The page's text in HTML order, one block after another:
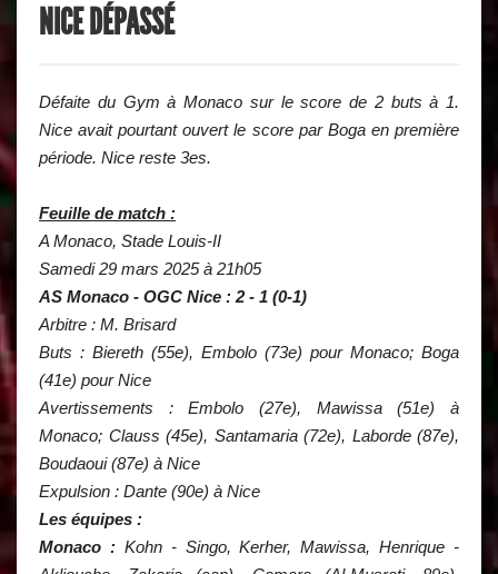
NICE DÉPASSÉ
Défaite du Gym à Monaco sur le score de 2 buts à 1.
Nice avait pourtant ouvert le score par Boga en première
période. Nice reste 3es.
Feuille de match :
A Monaco, Stade Louis-II
Samedi 29 mars 2025 à 21h05
AS Monaco - OGC Nice : 2 - 1 (0-1)
Arbitre : M. Brisard
Buts : Biereth (55e), Embolo (73e) pour Monaco; Boga
(41e) pour Nice
Avertissements : Embolo (27e), Mawissa (51e) à
Monaco; Clauss (45e), Santamaria (72e), Laborde (87e),
Boudaoui (87e) à Nice
Expulsion : Dante (90e) à Nice
Les équipes :
Monaco :Kohn - Singo, Kerher, Mawissa, Henrique -